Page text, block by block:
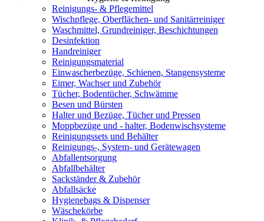
Reinigungs- & Pflegemittel
Wischpflege, Oberflächen- und Sanitärreiniger
Waschmittel, Grundreiniger, Beschichtungen
Desinfektion
Handreiniger
Reinigungsmaterial
Einwascherbezüge, Schienen, Stangensysteme
Eimer, Wachser und Zubehör
Tücher, Bodentücher, Schwämme
Besen und Bürsten
Halter und Bezüge, Tücher und Pressen
Moppbezüge und - halter, Bodenwischsysteme
Reinigungssets und Behälter
Reinigungs-, System- und Gerätewagen
Abfallentsorgung
Abfallbehälter
Sackständer & Zubehör
Abfallsäcke
Hygienebags & Dispenser
Wäschekörbe